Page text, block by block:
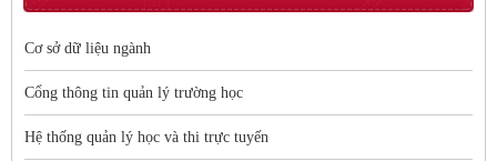
Cơ sở dữ liệu ngành
Cổng thông tin quản lý trường học
Hệ thống quản lý học và thi trực tuyến